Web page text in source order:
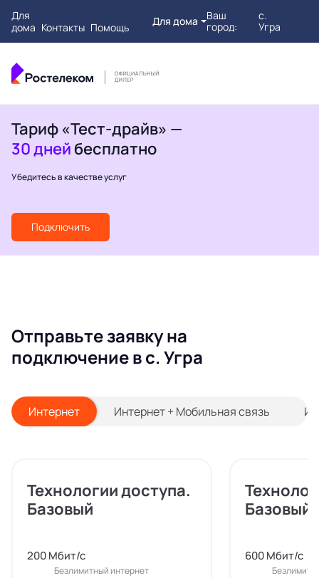
Для
дома Контакты Помощь Для дома
Ваш
город:
с.
Угра
Тариф «Тест-драйв» —
30 дней бесплатно
Убедитесь в качестве услуг
Подключить
Отправьте заявку на
подключение в с. Угра
Интернет Интернет + Мобильная связь
Технологии доступа.
Базовый
200 Мбит/с
Безлимитный интернет
Базовый
600 Мбит/с